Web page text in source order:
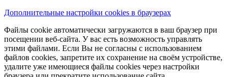
Дополнительные настройки cookies в браузерах
Файлы cookie автоматически загружаются в ваш браузер при
посещении веб-сайта. У вас есть возможность управлять
этими файлами. Если Вы не согласны с использованием
файлов cookies, запретите их сохранение на своём устройстве,
удалите уже имеющиеся файлы cookies через настройки